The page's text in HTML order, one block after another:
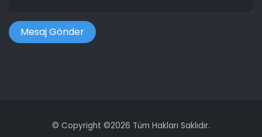
© Copyright ©2026 Tüm Hakları Saklıdır.